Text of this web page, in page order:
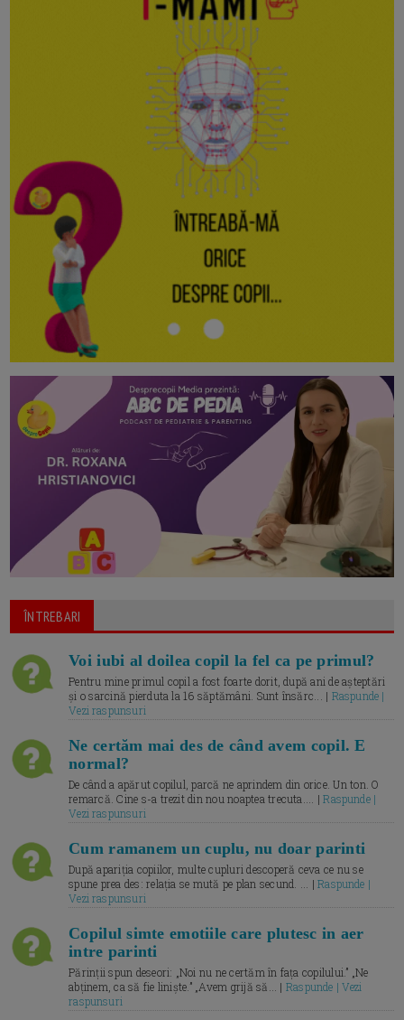
ÎNTREBARI
Voi iubi al doilea copil la fel ca pe primul?
Pentru mine primul copil a fost foarte dorit, după ani de așteptări
și o sarcină pierduta la 16 săptămâni. Sunt însărc... | Raspunde |
Vezi raspunsuri
Ne certăm mai des de când avem copil. E
normal?
De când a apărut copilul, parcă ne aprindem din orice. Un ton. O
remarcă. Cine s-a trezit din nou noaptea trecuta.... |Raspunde |
Vezi raspunsuri
Cum ramanem un cuplu, nu doar parinti
După apariția copiilor, multe cupluri descoperă ceva ce nu se
spune prea des: relația se mută pe plan secund. ... |Raspunde |
Vezi raspunsuri
Copilul simte emotiile care plutesc in aer
intre parinti
Părinții spun deseori: „Noi nu ne certăm în fața copilului.” „Ne
abținem, ca să fie liniște.” „Avem grijă să... | Raspunde | Vezi
raspunsuri